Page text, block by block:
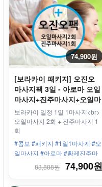
74,900원
[보라카이 패키지] 오진오
마사지팩 3일 - 아로마 오일
마사지+진주마사지+오일마
사지(3회)
보라카이 일정 1일 1마사지<br>
오일마사지 2회 + 진주마사지 1
회
#콤보 #패키지 #1일1마사지 #오
일마사지 #아로마 #황제진주마
83,888원 74,900원